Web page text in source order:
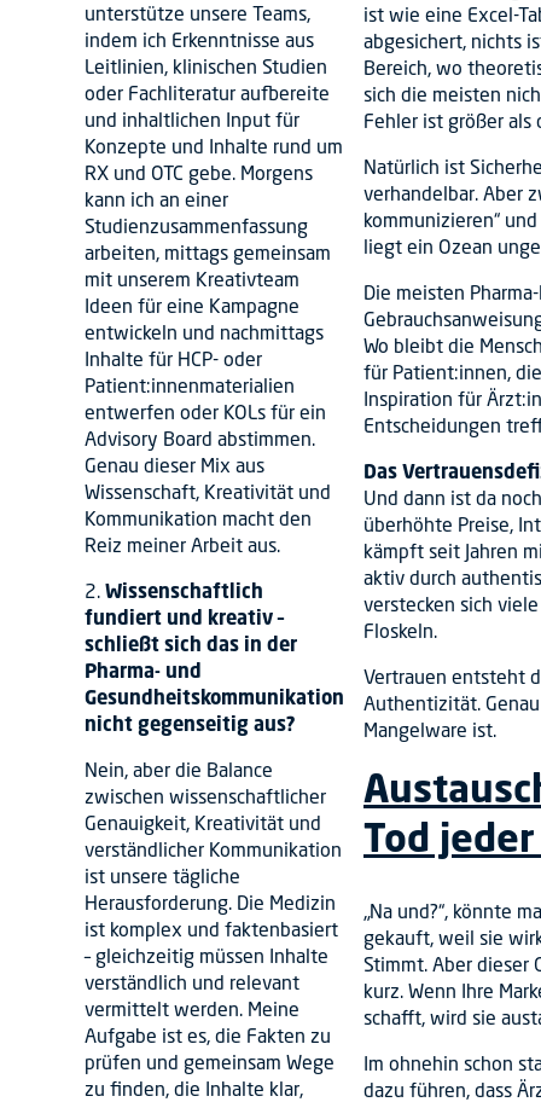
unterstütze unsere Teams,
indem ich Erkenntnisse aus
Leitlinien, klinischen Studien
oder Fachliteratur aufbereite
und inhaltlichen Input für
Konzepte und Inhalte rund um
RX und OTC gebe. Morgens
kann ich an einer
Studienzusammenfassung
arbeiten, mittags gemeinsam
mit unserem Kreativteam
Ideen für eine Kampagne
entwickeln und nachmittags
Inhalte für HCP- oder
Patient:innenmaterialien
entwerfen oder KOLs für ein
Advisory Board abstimmen.
Genau dieser Mix aus
Wissenschaft, Kreativität und
Kommunikation macht den
Reiz meiner Arbeit aus.
2. Wissenschaftlich
fundiert und kreativ –
schließt sich das in der
Pharma- und
Gesundheitskommunikation
nicht gegenseitig aus?
Nein, aber die Balance
zwischen wissenschaftlicher
Genauigkeit, Kreativität und
verständlicher Kommunikation
ist unsere tägliche
Herausforderung. Die Medizin
ist komplex und faktenbasiert
– gleichzeitig müssen Inhalte
verständlich und relevant
vermittelt werden. Meine
Aufgabe ist es, die Fakten zu
prüfen und gemeinsam Wege
zu finden, die Inhalte klar,
ist wie eine Excel-
abgesichert, nichts
Bereich, wo
sich die meisten
Fehler ist größer als
Natürlich ist
verhandelbar. Aber
kommunizieren“
liegt ein Ozean
Die meisten
Wo bleibt die
für Patient:innen,
Inspiration für
Entscheidungen
Das
Und dann ist da
überhöhte Preise,
kämpft seit Jahren
aktiv durch
verstecken sich
Floskeln.
Vertrauen entsteht
Authentizität.
Mangelware ist.
Tod
„Na und?“, könnte
gekauft, weil sie
Stimmt. Aber dieser
kurz. Wenn Ihre
schafft, wird sie
Im ohnehin schon
dazu führen, dass